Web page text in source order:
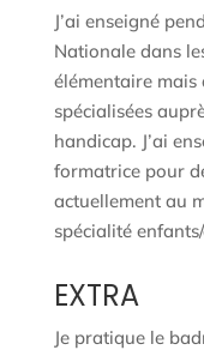
J’ai enseigné
Nationale dans
élémentaire mais
spécialisées
handicap. J’ai
formatrice pour
actuellement au
spécialité
EXTRA
Je pratique le